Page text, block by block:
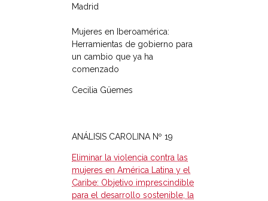
Madrid
Mujeres en Iberoamérica:
Herramientas de gobierno para
un cambio que ya ha
comenzado
Cecilia Güemes
ANÁLISIS CAROLINA Nº 19
Eliminar la violencia contra las
mujeres en América Latina y el
Caribe: Objetivo imprescindible
para el desarrollo sostenible, la